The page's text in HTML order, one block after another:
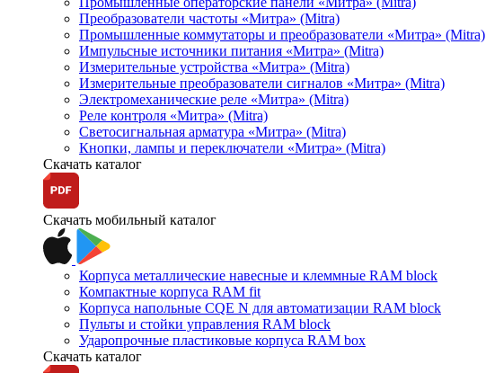
Преобразователи частоты «Митра» (Mitra)
Промышленные коммутаторы и преобразователи «Митра» (Mitra)
Импульсные источники питания «Митра» (Mitra)
Измерительные устройства «Митра» (Mitra)
Измерительные преобразователи сигналов «Митра» (Mitra)
Электромеханические реле «Митра» (Mitra)
Реле контроля «Митра» (Mitra)
Светосигнальная арматура «Митра» (Mitra)
Кнопки, лампы и переключатели «Митра» (Mitra)
Скачать каталог
Скачать мобильный каталог
Корпуса металлические навесные и клеммные RAM block
Компактные корпуса RAM fit
Корпуса напольные CQE N для автоматизации RAM block
Пульты и стойки управления RAM block
Ударопрочные пластиковые корпуса RAM box
Скачать каталог